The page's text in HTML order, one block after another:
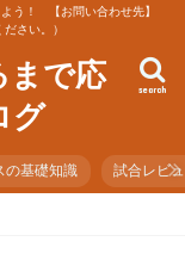
う！ 【お問い合わせ先】
さい。）
まで応
グ
search
の基礎知識 試合レビ